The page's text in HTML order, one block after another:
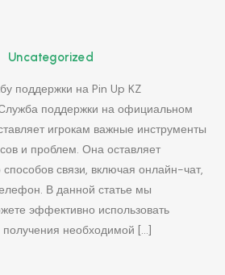
Uncategorized
поддержки на Pin Up KZ
поддержки на официальном
игрокам важные инструменты
и проблем. Она оставляет
связи, включая онлайн-чат,
В данной статье мы
эффективно использовать
необходимой […]